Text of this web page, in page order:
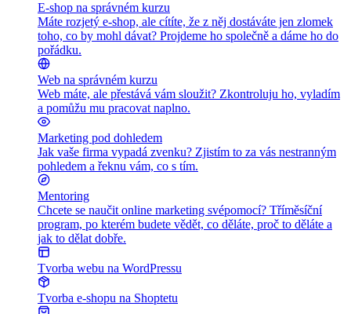
E-shop na správném kurzu
Máte rozjetý e-shop, ale cítíte, že z něj dostáváte jen zlomek
toho, co by mohl dávat? Projdeme ho společně a dáme ho do
pořádku.
Web na správném kurzu
Web máte, ale přestává vám sloužit? Zkontroluju ho, vyladím
a pomůžu mu pracovat naplno.
Marketing pod dohledem
Jak vaše firma vypadá zvenku? Zjistím to za vás nestranným
pohledem a řeknu vám, co s tím.
Mentoring
Chcete se naučit online marketing svépomocí? Tříměsíční
program, po kterém budete vědět, co děláte, proč to děláte a
jak to dělat dobře.
Tvorba webu na WordPressu
Tvorba e-shopu na Shoptetu